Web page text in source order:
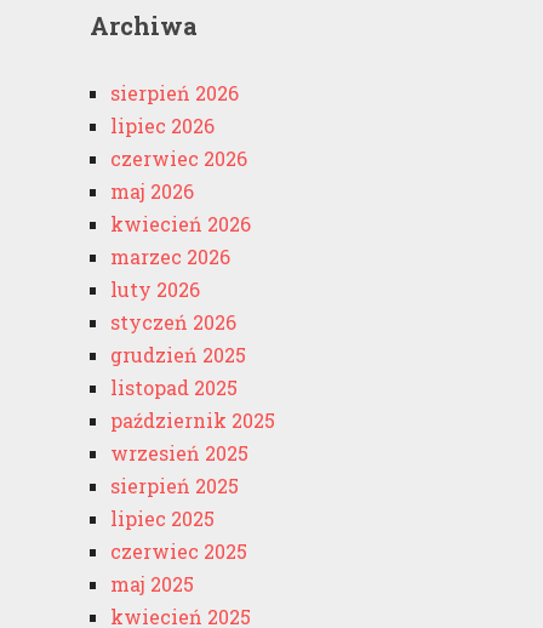
Archiwa
sierpień 2026
lipiec 2026
czerwiec 2026
maj 2026
kwiecień 2026
marzec 2026
luty 2026
styczeń 2026
grudzień 2025
listopad 2025
październik 2025
wrzesień 2025
sierpień 2025
lipiec 2025
czerwiec 2025
maj 2025
kwiecień 2025